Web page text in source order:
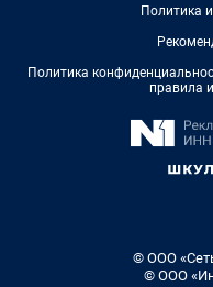
Политика
Политика
правила
© ООО
© ООО